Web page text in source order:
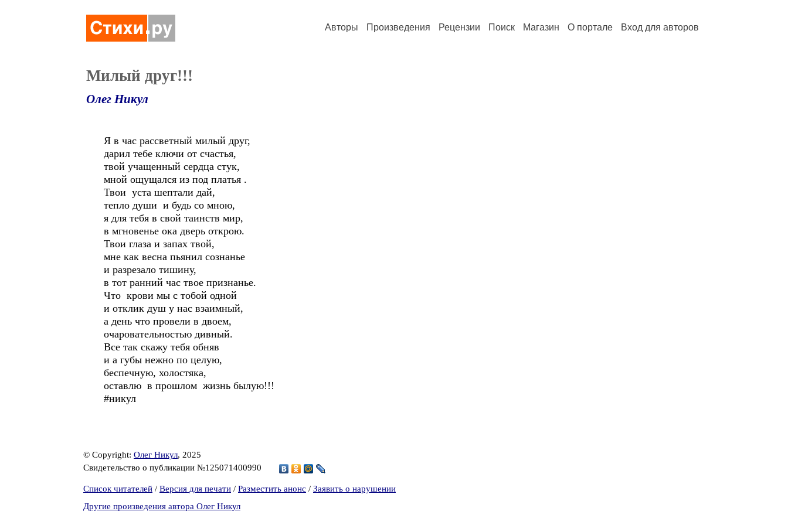
Авторы Произведения Рецензии Поиск Магазин О портале Вход для авторов
Милый друг!!!
Олег Никул
Я в час рассветный милый друг,
дарил тебе ключи от счастья,
твой учащенный сердца стук,
мной ощущался из под платья .
Твои уста шептали дай,
тепло души и будь со мною,
я для тебя в свой таинств мир,
в мгновенье ока дверь открою.
Твои глаза и запах твой,
мне как весна пьянил сознанье
и разрезало тишину,
в тот ранний час твое признанье.
Что крови мы с тобой одной
и отклик душ у нас взаимный,
а день что провели в двоем,
очаровательностью дивный.
Все так скажу тебя обняв
и а губы нежно по целую,
беспечную, холостяка,
оставлю в прошлом жизнь былую!!!
#никул
© Copyright: Олег Никул, 2025
Свидетельство о публикации №125071400990
Список читателей / Версия для печати / Разместить анонс / Заявить о нарушении
Другие произведения автора Олег Никул